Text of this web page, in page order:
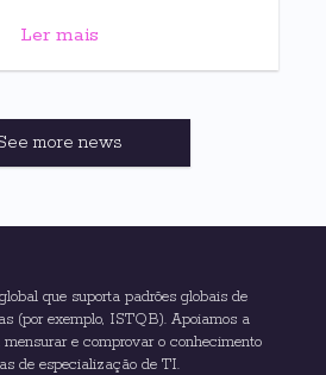
Ler mais
more news
que suporta padrões globais de
(por exemplo, ISTQB). Apoiamos a
e comprovar o conhecimento
de especialização de TI.